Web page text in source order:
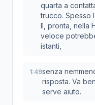
quarta a
trucco. Spesso
lì, pronta, nella
veloce
istanti,
1:49senza
risposta. Va
serve aiuto.